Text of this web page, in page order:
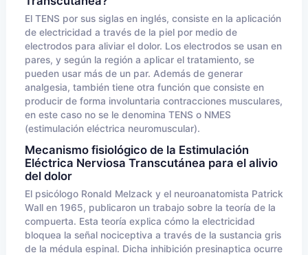
El TENS por sus siglas en inglés, consiste en la aplicación
de electricidad a través de la piel por medio de
electrodos para aliviar el dolor. Los electrodos se usan en
pares, y según la región a aplicar el tratamiento, se
pueden usar más de un par. Además de generar
analgesia, también tiene otra función que consiste en
producir de forma involuntaria contracciones musculares,
en este caso no se le denomina TENS o NMES
(estimulación eléctrica neuromuscular).
Mecanismo fisiológico de la Estimulación
Eléctrica Nerviosa Transcutánea para el alivio
del dolor
El psicólogo Ronald Melzack y el neuroanatomista Patrick
Wall en 1965, publicaron un trabajo sobre la teoría de la
compuerta. Esta teoría explica cómo la electricidad
bloquea la señal nociceptiva a través de la sustancia gris
de la médula espinal. Dicha inhibición presinaptica ocurre